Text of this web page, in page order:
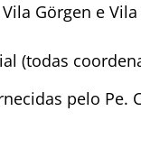
Görgen e
(todas
pelo Pe.